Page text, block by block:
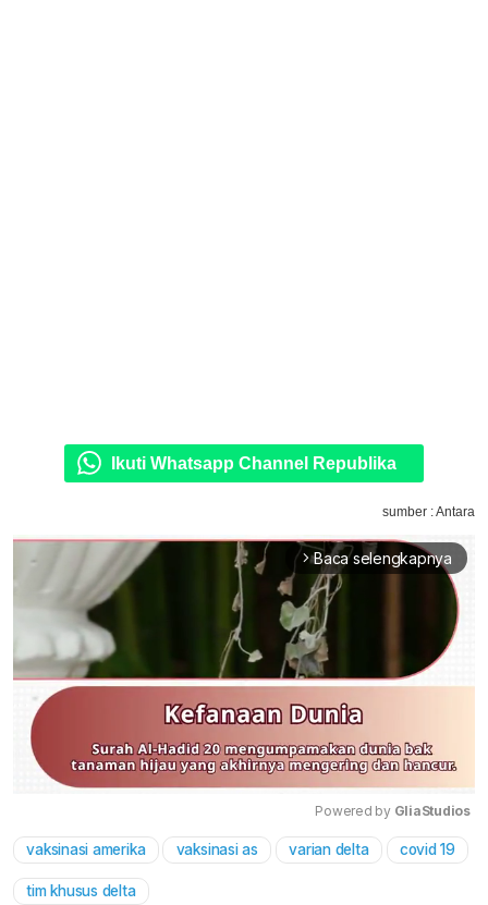
Ikuti Whatsapp Channel Republika
sumber : Antara
arrow_forward_ios Baca selengkapnya
Mute
Powered by GliaStudios
vaksinasi amerika vaksinasi as varian delta covid 19
tim khusus delta